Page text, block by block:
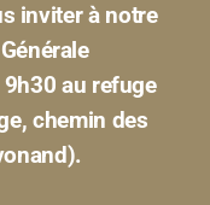
inviter à notre
au refuge
chemin des
).